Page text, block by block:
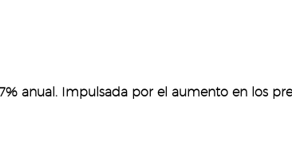
anual. Impulsada por el aumento en los